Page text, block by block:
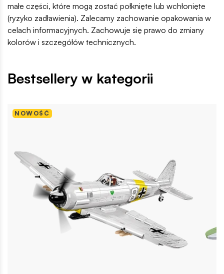
małe części, które mogą zostać połknięte lub wchłonięte
(ryzyko zadławienia). Zalecamy zachowanie opakowania w
celach informacyjnych. Zachowuje się prawo do zmiany
kolorów i szczegółów technicznych.
Bestsellery w kategorii
NOWOŚĆ